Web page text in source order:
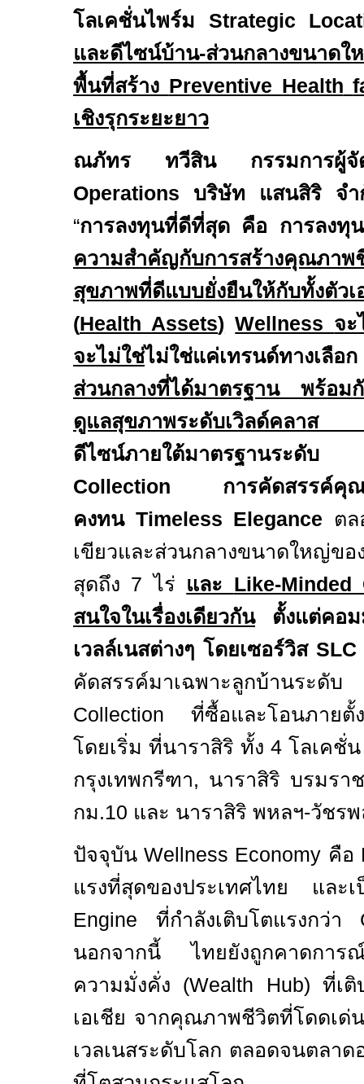
โลเคชั่นไพร์ม Strategic
และดีไซน์บ้าน-ส่วนกลางขนาดใ
พื้นที่สร้าง Preventive Health
เชิงรุกระยะยาว
ณภัทร ทวีสิน กรรมการผู้จั
Operations บริษัท แสนสิริ จ
“การลงทุนที่ดีที่สุด คือ การลง
ความสำคัญกับการสร้างคุณภาพ
สุขภาพที่ดีแบบยั่งยืนให้กับทั้งตัวเ
(Health Assets) Wellness จะ
จะไม่ใช่ไม่ใช่แค่เทรนด์ทางเลื
ส่วนกลางที่ได้มาตรฐาน พร้อม
ดูแลสุขภาพระดับเวิลด์คลา
ดีไซน์ภายใต้มาตรฐานระดั
Collection การคัดสรรค์คุณภ
คงทน Timeless Elegance ต
เขียวและส่วนกลางขนาดใหญ่
สุดถึง 7ไร่ และ Like-
สนใจในเรื่องเดียวกันตั้งแต่คอม
เวลล์เนสต่างๆ โดยเซอร์วิส
คัดสรรค์มาเฉพาะลูกบ้านร
Collection ที่ซื้อและโอนภายตั้
โดยเริ่ม ที่นาราสิริ ทั้ง4โลเคชั่
กรุงเทพกรีฑา, นาราสิริ บรมรา
กม.10 และ นาราสิริ พหลฯ-วัชร
ปัจจุบันWellness Economy คือ
แรงที่สุดของประเทศไทย แล
Engine ที่กำลังเติบโตแรงกว่า
นอกจากนี้ ไทยยังถูกคาดการ
ความมั่งคั่ง (Wealth Hub)ที่เติ
เอเชีย จากคุณภาพชีวิตที่โดดเด่
เวลเนสระดับโลก ตลอดจนตลา